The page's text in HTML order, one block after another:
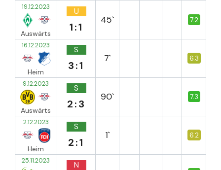
19.12.2023
Auswärts
U
1:1
45` 7.2
16.12.2023
Heim
S
3:1
7` 6.3
9.12.2023
Auswärts
S
2:3
90` 7.3
2.12.2023
Heim
S
2:1
1` 6.2
25.11.2023 N